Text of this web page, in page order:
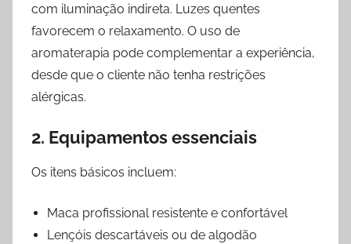
com iluminação indireta. Luzes quentes
favorecem o relaxamento. O uso de
aromaterapia pode complementar a experiência,
desde que o cliente não tenha restrições
alérgicas.
2. Equipamentos essenciais
Os itens básicos incluem:
Maca profissional resistente e confortável
Lençóis descartáveis ou de algodão